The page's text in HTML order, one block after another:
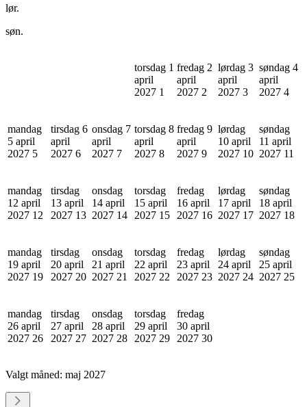
lør.
søn.
torsdag 1
april
2027 1
fredag 2
april
2027 2
lørdag 3
april
2027 3
søndag 4
april
2027 4
mandag
5 april
2027 5
tirsdag 6
april
2027 6
onsdag 7
april
2027 7
torsdag 8
april
2027 8
fredag 9
april
2027 9
lørdag
10 april
2027 10
søndag
11 april
2027 11
mandag
12 april
2027 12
tirsdag
13 april
2027 13
onsdag
14 april
2027 14
torsdag
15 april
2027 15
fredag
16 april
2027 16
lørdag
17 april
2027 17
søndag
18 april
2027 18
mandag
19 april
2027 19
tirsdag
20 april
2027 20
onsdag
21 april
2027 21
torsdag
22 april
2027 22
fredag
23 april
2027 23
lørdag
24 april
2027 24
søndag
25 april
2027 25
mandag
26 april
2027 26
tirsdag
27 april
2027 27
onsdag
28 april
2027 28
torsdag
29 april
2027 29
fredag
30 april
2027 30
Valgt måned: maj 2027